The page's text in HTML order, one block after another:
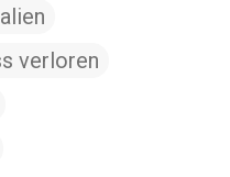
verloren